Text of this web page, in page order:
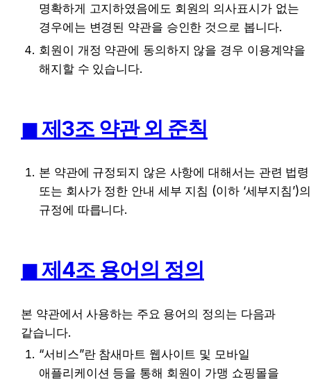
명확하게 고지하였음에도 회원의 의사표시가 없는
경우에는 변경된 약관을 승인한 것으로 봅니다.
회원이 개정 약관에 동의하지 않을 경우 이용계약을
해지할 수 있습니다.
◼︎ 제3조 약관 외 준칙
본 약관에 규정되지 않은 사항에 대해서는 관련 법령
또는 회사가 정한 안내 세부 지침 (이하 ‘세부지침’)의
규정에 따릅니다.
◼︎ 제4조 용어의 정의
본 약관에서 사용하는 주요 용어의 정의는 다음과
같습니다.
“서비스”란 참새마트 웹사이트 및 모바일
애플리케이션 등을 통해 회원이 가맹 쇼핑몰을